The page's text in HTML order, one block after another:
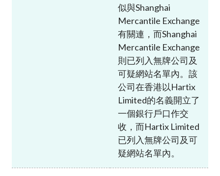
似與Shanghai
Mercantile Exchange
有關連，而Shanghai
Mercantile Exchange
則已列入無牌公司及
可疑網站名單內。該
公司在香港以Hartix
Limited的名義開立了
一個銀行戶口作交
收，而Hartix Limited
已列入無牌公司及可
疑網站名單內。